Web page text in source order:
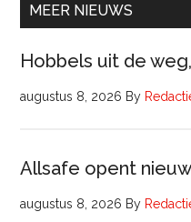
MEER NIEUWS
Hobbels uit de
augustus 8, 2026 By
Allsafe opent
augustus 8, 2026 By